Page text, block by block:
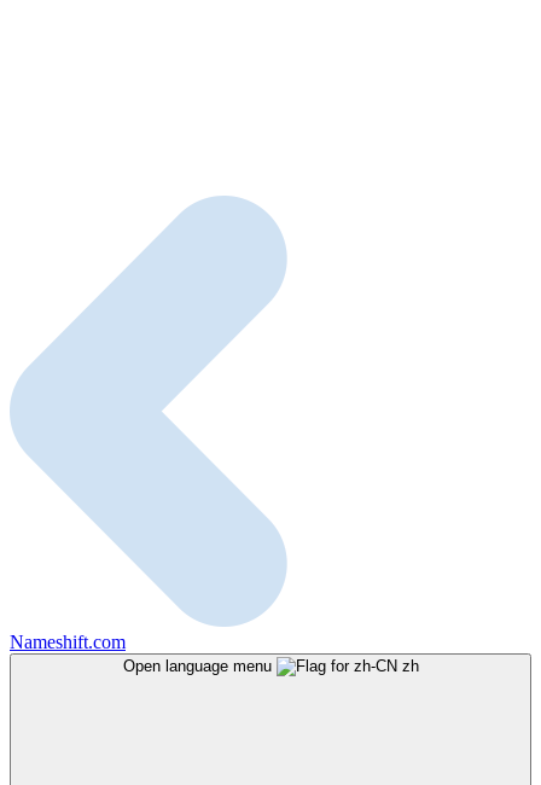
Nameshift.com
Open language menu zh